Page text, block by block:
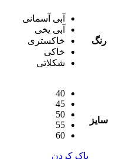
رنگ
آبی آسمانی
آبی یخی
خاکستری
خاکی
شکلاتی
سایز
40
45
50
55
60
پاک کردن